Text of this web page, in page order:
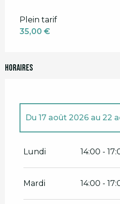
Plein tarif
35,00 €
Horaires
13 juillet 2026
Du 17 août 2026 au 22
Lundi 14:00 -
Mardi 14:00 -